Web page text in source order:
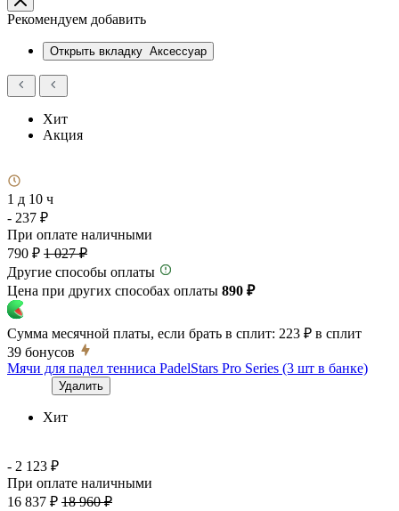
Рекомендуем добавить
Открыть вкладку Аксессуар
Хит
Акция
1 д 10 ч
- 237 ₽
При оплате наличными
790 ₽ 1 027 ₽
Другие способы оплаты
Цена при других способах оплаты 890 ₽
Сумма месячной платы, если брать в сплит: 223 ₽ в сплит
39 бонусов
Мячи для падел тенниса PadelStars Pro Series (3 шт в банке)
Удалить
Хит
- 2 123 ₽
При оплате наличными
16 837 ₽ 18 960 ₽